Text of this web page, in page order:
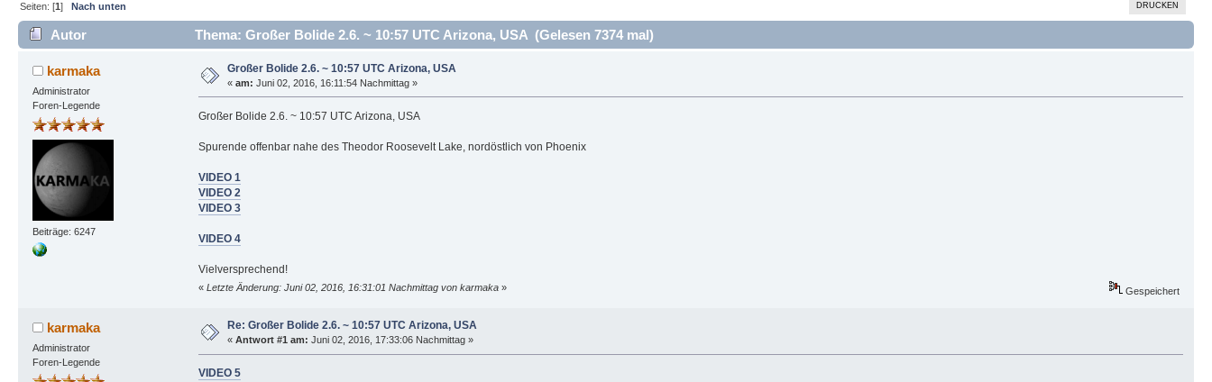
DRUCKEN
Seiten: [1]Nach unten
Autor Thema: Großer Bolide 2.6. ~ 10:57 UTC Arizona, USA (Gelesen 7374 mal)
karmaka
Administrator
Foren-Legende
Beiträge: 6247
Großer Bolide 2.6. ~ 10:57 UTC Arizona, USA
« am: Juni 02, 2016, 16:11:54 Nachmittag »
Großer Bolide 2.6. ~ 10:57 UTC Arizona, USA
Spurende offenbar nahe des Theodor Roosevelt Lake, nordöstlich von Phoenix
VIDEO 1
VIDEO 2
VIDEO 3
VIDEO 4
Vielversprechend!
« Letzte Änderung: Juni 02, 2016, 16:31:01 Nachmittag von karmaka» Gespeichert
karmaka
Administrator
Foren-Legende
Re: Großer Bolide 2.6. ~ 10:57 UTC Arizona, USA
« Antwort #1 am: Juni 02, 2016, 17:33:06 Nachmittag »
VIDEO 5